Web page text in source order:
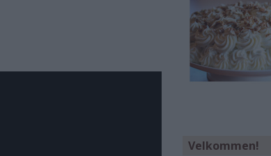
Velkommen!